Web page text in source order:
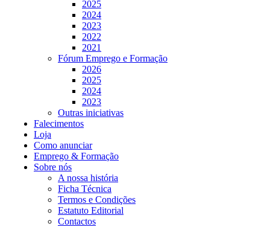
2025
2024
2023
2022
2021
Fórum Emprego e Formação
2026
2025
2024
2023
Outras iniciativas
Falecimentos
Loja
Como anunciar
Emprego & Formação
Sobre nós
A nossa história
Ficha Técnica
Termos e Condições
Estatuto Editorial
Contactos